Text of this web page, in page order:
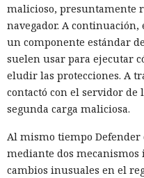
malicioso, presuntamente
navegador. A
un componente estándar
suelen usar para ejecutar
eludir las protecciones. A
contactó con el servidor de
segunda carga maliciosa.
Al mismo tiempo Defender
mediante dos
cambios inusuales en el